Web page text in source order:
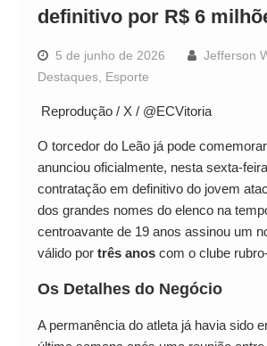
definitivo por R$ 6
5 de junho de 2026
Jefferson
Destaques, Esporte
Reprodução / X / @ECVitoria
O torcedor do Leão já pode
anunciou oficialmente, nesta sexta-
contratação em definitivo do jovem
dos grandes nomes do elenco na
centroavante de 19 anos assinou um
válido por três anoscom o clube
Os Detalhes do Negócio
A permanência do atleta já havia sido